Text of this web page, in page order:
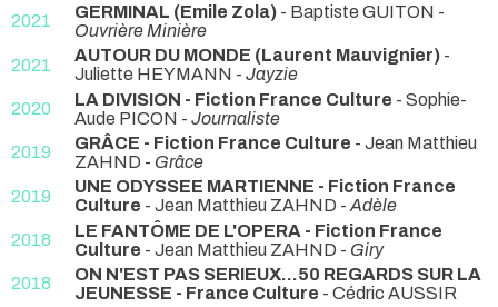
2021
GERMINAL (Emile Zola) - Baptiste GUITON -
Ouvrière Minière
2021
AUTOUR DU MONDE (Laurent Mauvignier) -
Juliette HEYMANN - Jayzie
2020
LA DIVISION - Fiction France Culture - Sophie-
Aude PICON - Journaliste
2019
GRÂCE - Fiction France Culture - Jean Matthieu
ZAHND - Grâce
2019
UNE ODYSSEE MARTIENNE - Fiction France
Culture - Jean Matthieu ZAHND - Adèle
2018
LE FANTÔME DE L'OPERA - Fiction France
Culture - Jean Matthieu ZAHND - Giry
2018
ON N'EST PAS SERIEUX...50 REGARDS SUR LA
JEUNESSE - France Culture - Cédric AUSSIR